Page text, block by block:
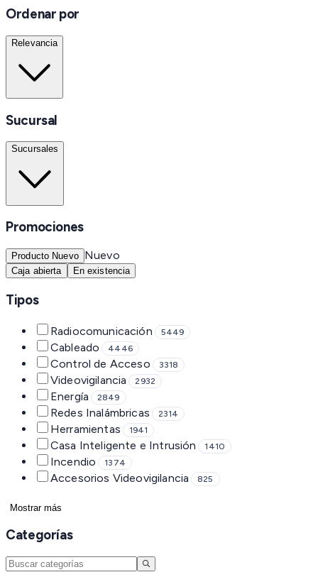
Ordenar por
Relevancia
Sucursal
Sucursales
Promociones
Producto Nuevo Nuevo
Caja abierta En existencia
Tipos
Radiocomunicación 5449
Cableado 4446
Control de Acceso 3318
Videovigilancia 2932
Energía 2849
Redes Inalámbricas 2314
Herramientas 1941
Casa Inteligente e Intrusión 1410
Incendio 1374
Accesorios Videovigilancia 825
Mostrar más
Categorías